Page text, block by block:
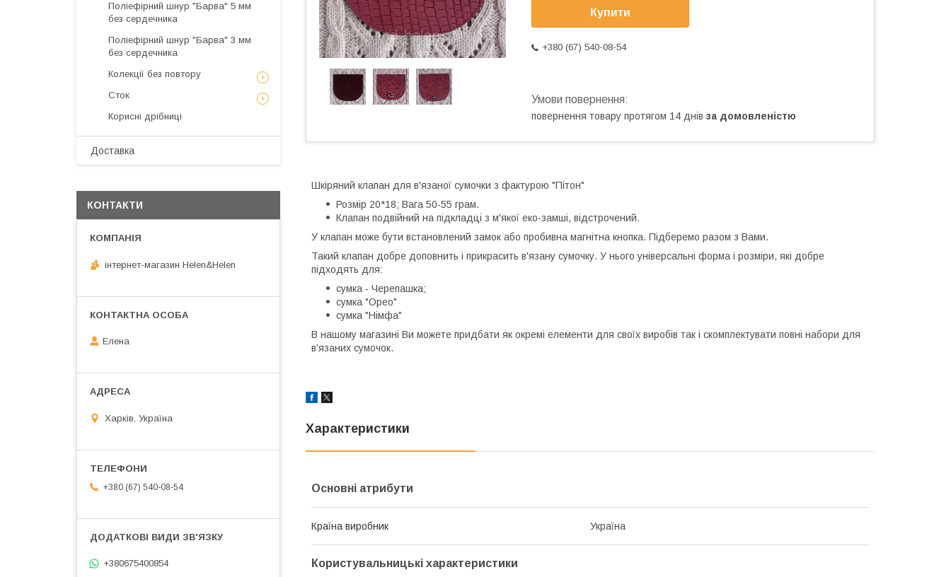
Купити
+380 (67) 540-08-54
повернення товару протягом 14 днів за домовленістю
Шкіряний клапан для в'язаної сумочки з фактурою "Пітон"
Розмір 20*18; Вага 50-55 грам.
Клапан подвійний на підкладці з м'якої еко-замші, відстрочений.
У клапан може бути встановлений замок або пробивна магнітна кнопка. Підберемо разом з Вами.
Такий клапан добре доповнить і прикрасить в'язану сумочку. У нього універсальні форма і розміри, які добре
підходять для:
сумка - Черепашка;
сумка "Орео"
сумка "Німфа"
В нашому магазині Ви можете придбати як окремі елементи для своїх виробів так і скомплектувати повні набори для
в'язаних сумочок.
Характеристики
Основні атрибути
Країна виробник Україна
Користувальницькі характеристики
Поліефірний шнур "Барва" 5 мм
без сердечника
Поліефірний шнур "Барва" 3 мм
без сердечника
Колекції без повтору
Сток
Корисні дрібниці
Доставка
КОНТАКТИ
інтернет-магазин Helen&Helen
Елена
Харків, Україна
+380 (67) 540-08-54
+380675400854